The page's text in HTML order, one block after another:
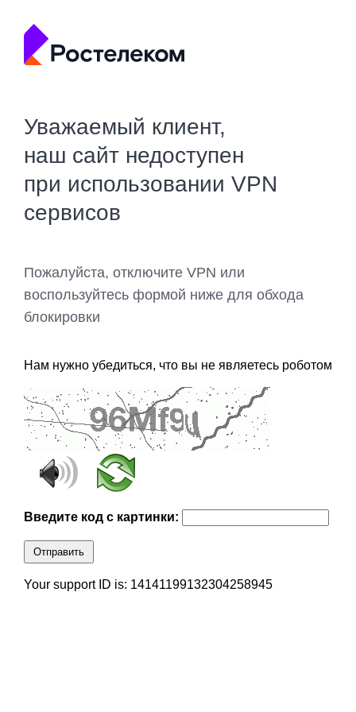
Уважаемый клиент,
наш сайт недоступен
при использовании VPN
сервисов
Пожалуйста, отключите VPN или
воспользуйтесь формой ниже для обхода
блокировки
Нам нужно убедиться, что вы не являетесь роботом
Введите код с картинки:
Отправить
Your support ID is: 14141199132304258945